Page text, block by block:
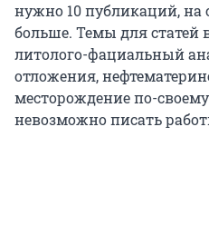
нужно 10 публикаций,
больше. Темы для
литолого-фациальный
отложения,
месторождение по-
невозможно писать